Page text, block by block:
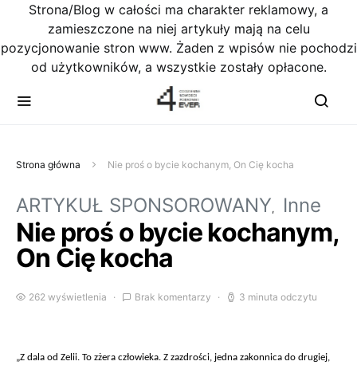
Strona/Blog w całości ma charakter reklamowy, a
zamieszczone na niej artykuły mają na celu
pozycjonowanie stron www. Żaden z wpisów nie pochodzi
od użytkowników, a wszystkie zostały opłacone.
Strona główna Nie proś o bycie kochanym, On Cię kocha
ARTYKUŁ SPONSOROWANY Inne
Nie proś o bycie kochanym,
On Cię kocha
262 wyświetlenia Brak komentarzy 3 minuta odczytu
„Z dala od Zelii. To zżera człowieka. Z zazdrości, jedna zakonnica do drugiej,